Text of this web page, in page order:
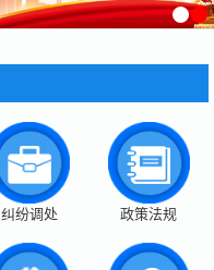
纠纷调处 政策法规